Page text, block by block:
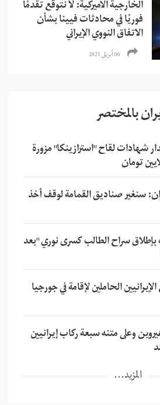
الخارجية الأميركية: لا نتوقع تقدمًا
فوريًا في محادثات فيينا بشأن
الاتفاق النووي الإيراني
06 أبريل 2021
بالمختصر
شهادات لقاح "استرازينكا" مزورة
سنغير صناديق القمامة لوقف أخذ
سراح الطالب كسرى نوري "بعد
الحاملين لإقامة في جورجيا
وعلى متنه سبعة ركاب إيرانيين
المزيد...